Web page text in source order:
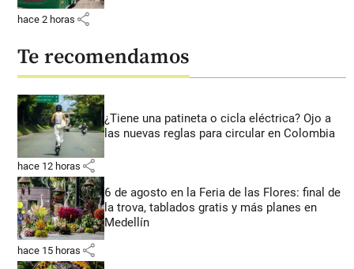
hace 2 horas share
Te recomendamos
¿Tiene una patineta o cicla eléctrica? Ojo a
las nuevas reglas para circular en Colombia
hace 12 horas share
6 de agosto en la Feria de las Flores: final de
la trova, tablados gratis y más planes en
Medellín
hace 15 horas share